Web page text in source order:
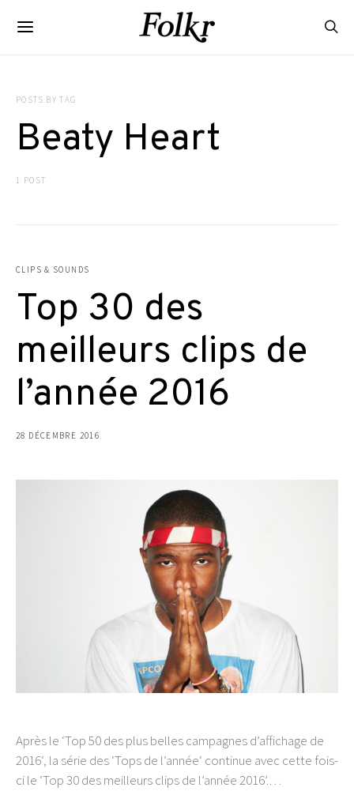
POSTS BY TAG
Beaty Heart
1 POST
CLIPS & SOUNDS
Top 30 des
meilleurs clips de
l’année 2016
28 DÉCEMBRE 2016
Après le ‘Top 50 des plus belles campagnes d’affichage de
2016‘, la série des ‘Tops de l’année‘ continue avec cette fois-
ci le ‘Top 30 des meilleurs clips de l’année 2016’.…